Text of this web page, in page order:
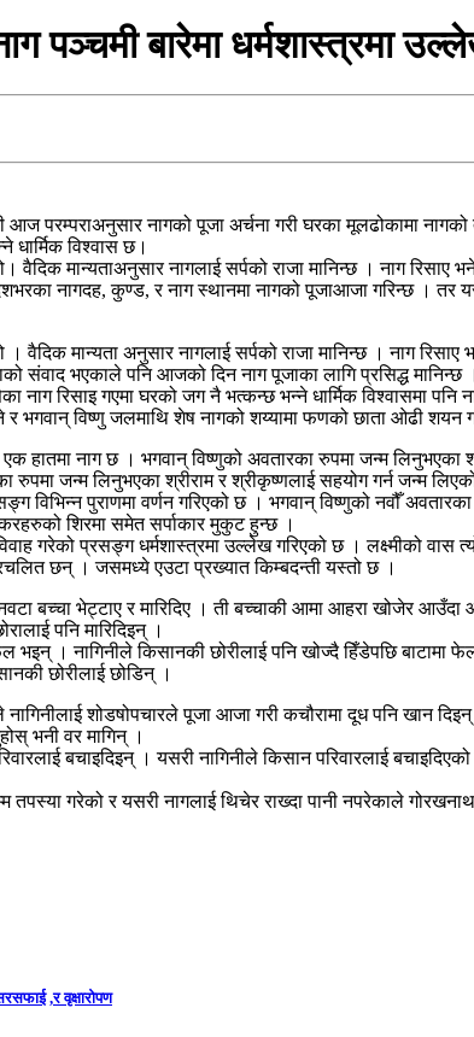
पञ्चमी बारेमा धर्मशास्त्रमा
परम्पराअनुसार नागको पूजा अर्चना गरी घरका मूलढोकामा
विश्वास छ।
मान्यताअनुसार नागलाई सर्पको राजा मानिन्छ । नाग रिसाए
नागदह, कुण्ड, र नाग स्थानमा नागको पूजाआजा गरिन्छ ।
मान्यता अनुसार नागलाई सर्पको राजा मानिन्छ । नाग रिसाए
संवाद भएकाले पनि आजको दिन नाग पूजाका लागि प्रसिद्ध मानिन्छ ।
रिसाइ गएमा घरको जग नै भत्कन्छ भन्ने धार्मिक विश्वासमा पनि
विष्णु जलमाथि शेष नागको शय्यामा फणको छाता ओढी शयन
हातमा नाग छ । भगवान् विष्णुको अवतारका रुपमा जन्म लिनुभएका
रुपमा जन्म लिनुभएका श्रीराम र श्रीकृष्णलाई सहयोग गर्न जन्म
विभिन्न पुराणमा वर्णन गरिएको छ । भगवान् विष्णुको नवौँ
शिरमा समेत सर्पाकार मुकुट हुन्छ ।
गरेको प्रसङ्ग धर्मशास्त्रमा उल्लेख गरिएको छ । लक्ष्मीको
छन् । जसमध्ये एउटा प्रख्यात किम्बदन्ती यस्तो छ ।
बच्चा भेट्टाए र मारिदिए । ती बच्चाकी आमा आहरा खोजेर
पनि मारिदिइन् ।
। नागिनीले किसानकी छोरीलाई पनि खोज्दै हिँडेपछि बाटामा
छोरीलाई छोडिन् ।
शोडषोपचारले पूजा आजा गरी कचौरामा दूध पनि खान
भनी वर मागिन् ।
बचाइदिइन् । यसरी नागिनीले किसान परिवारलाई
गरेको र यसरी नागलाई थिचेर राख्दा पानी नपरेकाले
,र वृक्षारोपण